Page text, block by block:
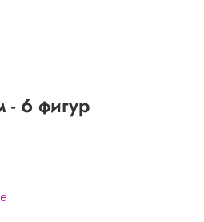
6 фигур